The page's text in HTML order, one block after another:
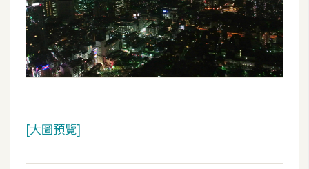
[大圖預覽]